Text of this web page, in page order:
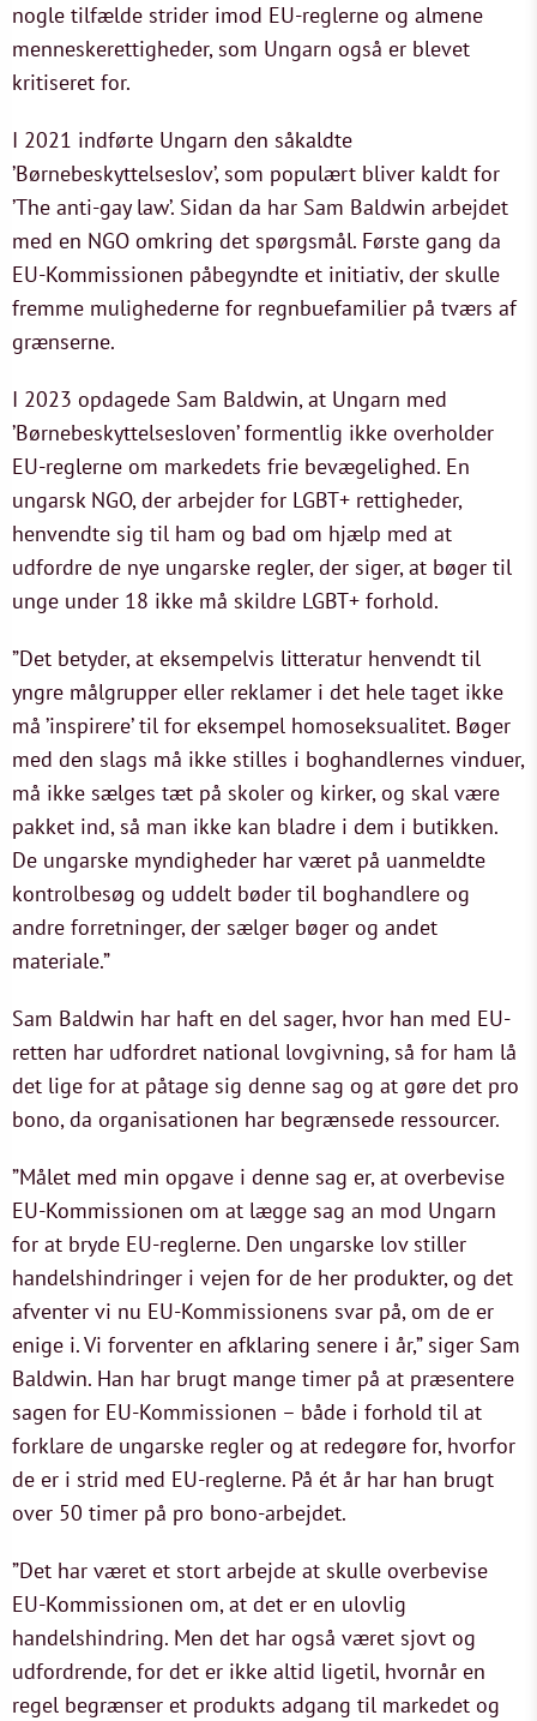
nogle tilfælde strider imod EU-reglerne og almene
menneskerettigheder, som Ungarn også er blevet
kritiseret for.
I 2021 indførte Ungarn den såkaldte
’Børnebeskyttelseslov’, som populært bliver kaldt for
’The anti-gay law’. Sidan da har Sam Baldwin arbejdet
med en NGO omkring det spørgsmål. Første gang da
EU-Kommissionen påbegyndte et initiativ, der skulle
fremme mulighederne for regnbuefamilier på tværs af
grænserne.
I 2023 opdagede Sam Baldwin, at Ungarn med
’Børnebeskyttelsesloven’ formentlig ikke overholder
EU-reglerne om markedets frie bevægelighed. En
ungarsk NGO, der arbejder for LGBT+ rettigheder,
henvendte sig til ham og bad om hjælp med at
udfordre de nye ungarske regler, der siger, at bøger til
unge under 18 ikke må skildre LGBT+ forhold.
”Det betyder, at eksempelvis litteratur henvendt til
yngre målgrupper eller reklamer i det hele taget ikke
må ’inspirere’ til for eksempel homoseksualitet. Bøger
med den slags må ikke stilles i boghandlernes vinduer,
må ikke sælges tæt på skoler og kirker, og skal være
pakket ind, så man ikke kan bladre i dem i butikken.
De ungarske myndigheder har været på uanmeldte
kontrolbesøg og uddelt bøder til boghandlere og
andre forretninger, der sælger bøger og andet
materiale.”
Sam Baldwin har haft en del sager, hvor han med EU-
retten har udfordret national lovgivning, så for ham lå
det lige for at påtage sig denne sag og at gøre det pro
bono, da organisationen har begrænsede ressourcer.
”Målet med min opgave i denne sag er, at overbevise
EU-Kommissionen om at lægge sag an mod Ungarn
for at bryde EU-reglerne. Den ungarske lov stiller
handelshindringer i vejen for de her produkter, og det
afventer vi nu EU-Kommissionens svar på, om de er
enige i. Vi forventer en afklaring senere i år,” siger Sam
Baldwin. Han har brugt mange timer på at præsentere
sagen for EU-Kommissionen – både i forhold til at
forklare de ungarske regler og at redegøre for, hvorfor
de er i strid med EU-reglerne. På ét år har han brugt
over 50 timer på pro bono-arbejdet.
”Det har været et stort arbejde at skulle overbevise
EU-Kommissionen om, at det er en ulovlig
handelshindring. Men det har også været sjovt og
udfordrende, for det er ikke altid ligetil, hvornår en
regel begrænser et produkts adgang til markedet og